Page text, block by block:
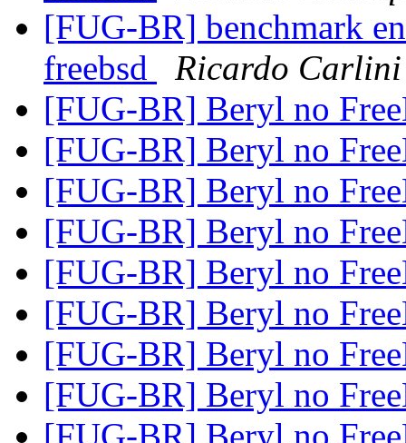
[FUG-BR] benchmark
freebsd
Ricardo
[FUG-BR] Beryl no
[FUG-BR] Beryl no
[FUG-BR] Beryl no
[FUG-BR] Beryl no
[FUG-BR] Beryl no
[FUG-BR] Beryl no
[FUG-BR] Beryl no
[FUG-BR] Beryl no